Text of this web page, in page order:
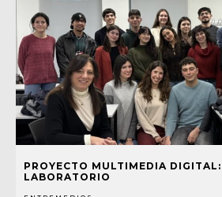
PROYECTO MULTIMEDIA
LABORATORIO